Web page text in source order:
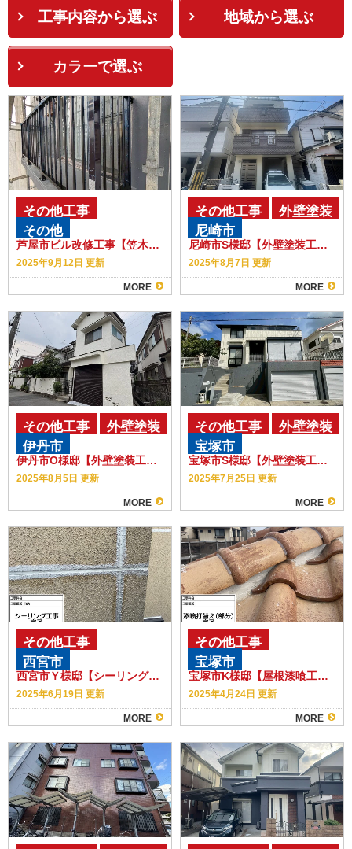
工事内容から選ぶ 地域から選ぶ
カラーで選ぶ
芦屋市ビル改修工事【笠木新設・配管取替・手すり取替・ガラスブロック工事】
2025年9月12日 更新
MORE
その他工事
その他
尼崎市S様邸【外壁塗装工事】【シーリング工事】
2025年8月7日 更新
MORE
その他工事
外壁塗装
尼崎市
伊丹市O様邸【外壁塗装工事】【雨漏り工事】
2025年8月5日 更新
MORE
その他工事 外壁塗装
雨漏り補修
伊丹市
宝塚市S様邸【外壁塗装工事】【シーリング工事】【外壁補修工事】
2025年7月25日 更新
MORE
その他工事
外壁塗装
宝塚市
西宮市Ｙ様邸【シーリング工事】【クラック補修】
2025年6月19日 更新
MORE
その他工事
西宮市
宝塚市K様邸【屋根漆喰工事】
2025年4月24日 更新
MORE
その他工事
宝塚市